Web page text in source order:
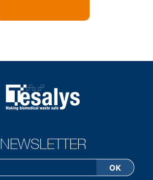
NEWSLETTER